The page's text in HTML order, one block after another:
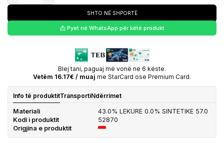
SHTO NË SHPORTË
📩 Pyet në WhatsApp për këtë produkt
Blej tani, paguaj më vonë në 6 këste.
Vetëm 16.17€ / muaj me StarCard ose Premium Card.
Info të produktitTransportiNdërrimet
Materiali
43.0% LEKURE 0.0% SINTETIKE 57.0
Kodi i produktit
52870
Origjina e produktit